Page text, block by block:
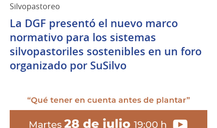
Silvopastoreo
La DGF presentó el nuevo marco
normativo para los sistemas
silvopastoriles sostenibles en un foro
organizado por SuSilvo